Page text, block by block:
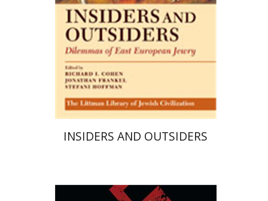
הנחת אתר ספר מודפס
$34
INSIDERS AND OUTSIDERS